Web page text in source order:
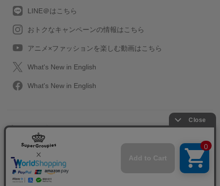
LINE＠はこちら
おトクなキャンペーンの情報はこちら
アニメ×ファッションを楽しむ動画はこちら
What's New in English
What's New in English
プライバシーポリシー
特定取引に関する法律
会社情報/採用情報